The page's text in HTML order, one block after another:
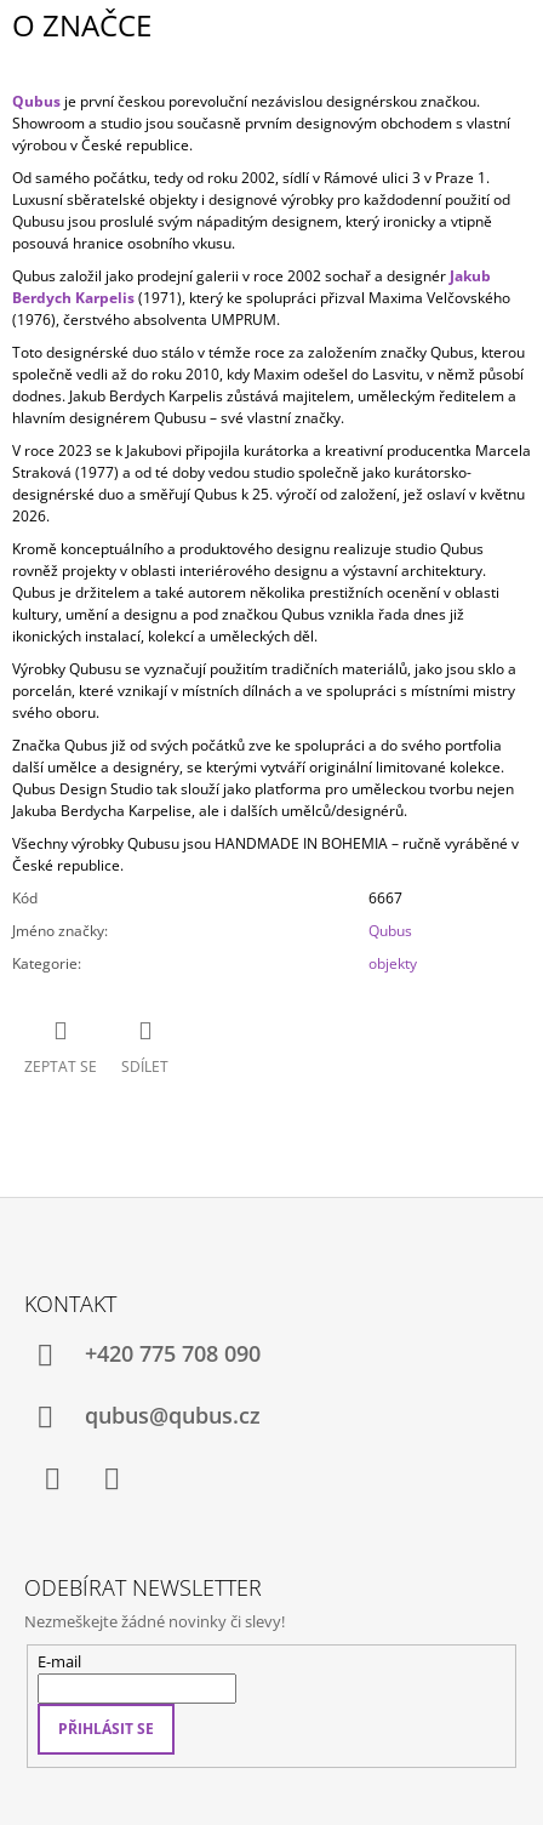
O ZNAČCE
Qubus je první českou porevoluční nezávislou designérskou značkou.
Showroom a studio jsou současně prvním designovým obchodem s vlastní
výrobou v České republice.
Od samého počátku, tedy od roku 2002, sídlí v Rámové ulici 3 v Praze 1.
Luxusní sběratelské objekty i designové výrobky pro každodenní použití od
Qubusu jsou proslulé svým nápaditým designem, který ironicky a vtipně
posouvá hranice osobního vkusu.
Qubus založil jako prodejní galerii v roce 2002 sochař a designér Jakub
Berdych Karpelis(1971), který ke spolupráci přizval Maxima Velčovského
(1976), čerstvého absolventa UMPRUM.
Toto designérské duo stálo v témže roce za založením značky Qubus, kterou
společně vedli až do roku 2010, kdy Maxim odešel do Lasvitu, v němž působí
dodnes. Jakub Berdych Karpelis zůstává majitelem, uměleckým ředitelem a
hlavním designérem Qubusu – své vlastní značky.
V roce 2023 se k Jakubovi připojila kurátorka a kreativní producentka Marcela
Straková (1977) a od té doby vedou studio společně jako kurátorsko-
designérské duo a směřují Qubus k 25. výročí od založení, jež oslaví v květnu
2026.
Kromě konceptuálního a produktového designu realizuje studio Qubus
rovněž projekty v oblasti interiérového designu a výstavní architektury.
Qubus je držitelem a také autorem několika prestižních ocenění v oblasti
kultury, umění a designu a pod značkou Qubus vznikla řada dnes již
ikonických instalací, kolekcí a uměleckých děl.
Výrobky Qubusu se vyznačují použitím tradičních materiálů, jako jsou sklo a
porcelán, které vznikají v místních dílnách a ve spolupráci s místními mistry
svého oboru.
Značka Qubus již od svých počátků zve ke spolupráci a do svého portfolia
další umělce a designéry, se kterými vytváří originální limitované kolekce.
Qubus Design Studio tak slouží jako platforma pro uměleckou tvorbu nejen
Jakuba Berdycha Karpelise, ale i dalších umělců/designérů.
Všechny výrobky Qubusu jsou HANDMADE IN BOHEMIA – ručně vyráběné v
České republice.
Kód
6667
Jméno značky:
Qubus
Kategorie: objekty
ZEPTAT SE SDÍLET
KONTAKT
+420 775 708 090
qubus@qubus.cz
ODEBÍRAT NEWSLETTER
Nezmeškejte žádné novinky či slevy!
E-mail
PŘIHLÁSIT SE